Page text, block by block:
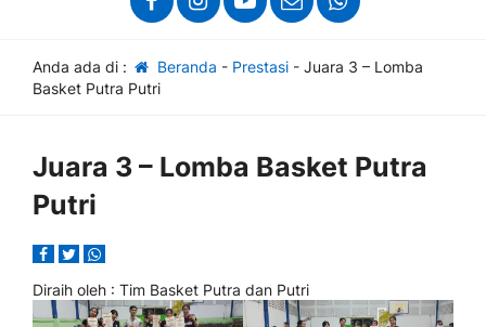
Anda ada di : Beranda - Prestasi- Juara 3 – Lomba
Basket Putra Putri
Juara 3 – Lomba Basket Putra
Putri
Diraih oleh : Tim Basket Putra dan Putri